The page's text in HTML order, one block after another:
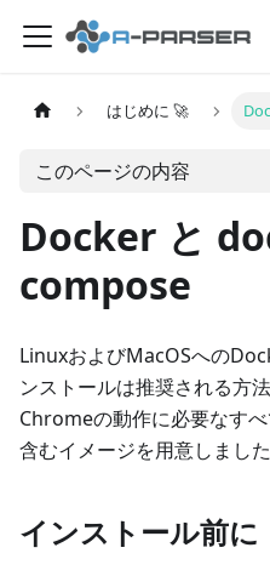
はじめに 🚀
このページの内容
Docker と
compose
LinuxおよびMacOSへの
ンストールは推奨される方
Chromeの動作に必要なす
含むイメージを用意しました
インストール前に